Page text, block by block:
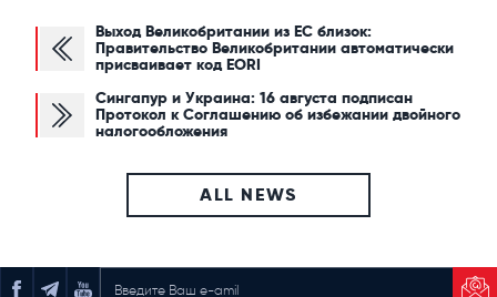
Выход Великобритании из ЕС близок:
Правительство Великобритании автоматически
присваивает код EORI
Сингапур и Украина: 16 августа подписан
Протокол к Соглашению об избежании двойного
налогообложения
ALL NEWS